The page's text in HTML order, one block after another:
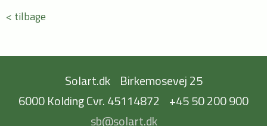
< tilbage
Solart.dk Birkemosevej 25
6000 Kolding Cvr. 45114872
+45 50 200 900
sb@solart.dk